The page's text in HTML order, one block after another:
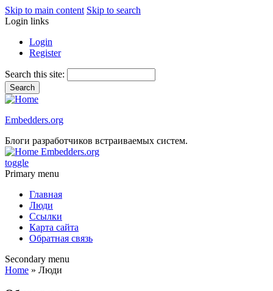
Skip to main content Skip to search
Login links
Login
Register
Search this site:
Embedders.org
Блоги разработчиков встраиваемых систем.
Embedders.org
toggle
Primary menu
Главная
Люди
Ссылки
Карта сайта
Обратная связь
Secondary menu
Home » Люди